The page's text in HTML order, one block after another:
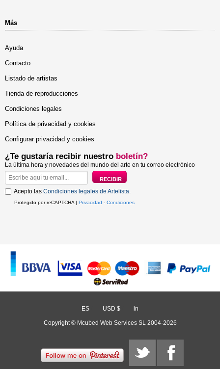
Más
Ayuda
Contacto
Listado de artistas
Tienda de reproducciones
Condiciones legales
Política de privacidad y cookies
Configurar privacidad y cookies
¿Te gustaría recibir nuestro boletín?
La última hora y novedades del mundo del arte en tu correo electrónico
Acepto las Condiciones legales de Artelista
Protegido por reCAPTCHA | Privacidad - Condiciones
ES USD $ in
Copyright © Mcubed Web Services SL 2004-2026